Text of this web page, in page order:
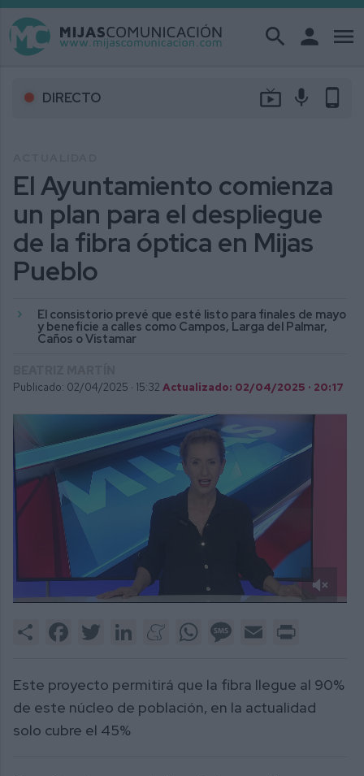
search person menu
DIRECTO live_tv mic phone_android
El Ayuntamiento comienza
un plan para el despliegue
de la fibra óptica en Mijas
Pueblo
El consistorio prevé que esté listo para finales de mayo
y beneficie a calles como Campos, Larga del Palmar,
Caños o Vistamar
Publicado: 02/04/2025 · 15:32 Actualizado: 02/04/2025 · 20:17
2
Share FacebookTwitter LinkedInMeneameWhatsAppMessage
Email
Este proyecto permitirá que la fibra llegue al 90%
de este núcleo de población, en la actualidad
solo cubre el 45%